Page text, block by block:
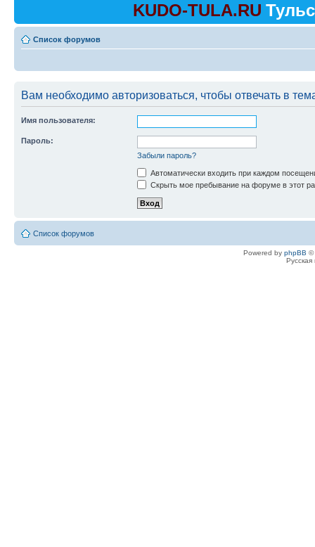
KUDO-TULA.RU
Список форумов
Вам необходимо авторизоваться, чтобы отвечать в
Имя пользователя:
Пароль:
Забыли пароль?
Автоматически входить при каждом
Скрыть мое пребывание на форуме в этот
Список форумов
Powered by phpBB ©